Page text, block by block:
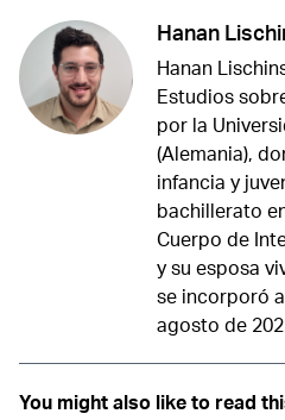
Hanan
Hanan
Estudios
por la
(Alemania),
infancia y
bachillerato
Cuerpo de
y su esposa
se incorporó a
agosto de
You might also like to read